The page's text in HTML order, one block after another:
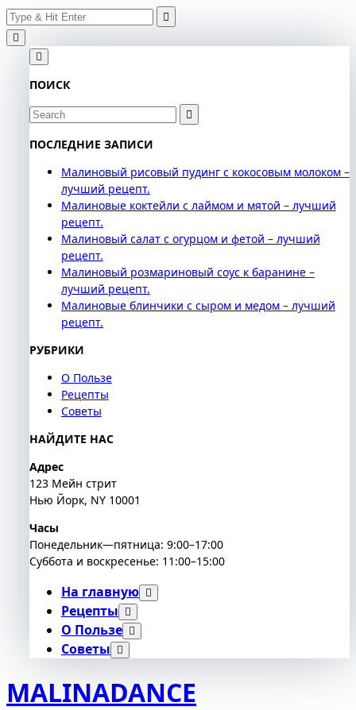
Skip
to
content
Search
for:
ПОИСК
Search
for:
ПОСЛЕДНИЕ ЗАПИСИ
Малиновый рисовый пудинг с кокосовым молоком –
лучший рецепт.
Малиновые коктейли с лаймом и мятой – лучший
рецепт.
Малиновый салат с огурцом и фетой – лучший
рецепт.
Малиновый розмариновый соус к баранине –
лучший рецепт.
Малиновые блинчики с сыром и медом – лучший
рецепт.
РУБРИКИ
О Пользе
Рецепты
Советы
НАЙДИТЕ НАС
Адрес
123 Мейн стрит
Нью Йорк, NY 10001
Часы
Понедельник—пятница: 9:00–17:00
Суббота и воскресенье: 11:00–15:00
На главную
Рецепты
О Пользе
Советы
MALINADANCE